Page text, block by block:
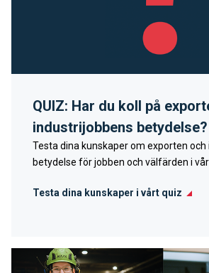
QUIZ: Har du koll på
industrijobbens betydelse?
Testa dina kunskaper om exporten
betydelse för jobben och välfärden i vår
Testa dina kunskaper i vårt quiz